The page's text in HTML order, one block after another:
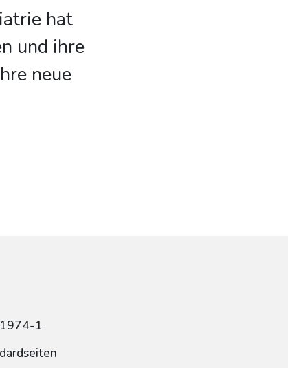
hat
und ihre
neue
1